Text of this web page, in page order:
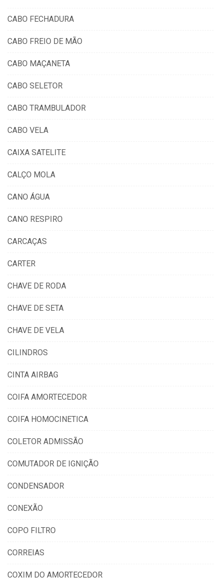
CABO FECHADURA
CABO FREIO DE MÃO
CABO MAÇANETA
CABO SELETOR
CABO TRAMBULADOR
CABO VELA
CAIXA SATELITE
CALÇO MOLA
CANO ÁGUA
CANO RESPIRO
CARCAÇAS
CARTER
CHAVE DE RODA
CHAVE DE SETA
CHAVE DE VELA
CILINDROS
CINTA AIRBAG
COIFA AMORTECEDOR
COIFA HOMOCINETICA
COLETOR ADMISSÃO
COMUTADOR DE IGNIÇÃO
CONDENSADOR
CONEXÃO
COPO FILTRO
CORREIAS
COXIM DO AMORTECEDOR